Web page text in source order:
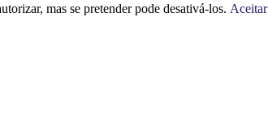
mas se pretender pode desativá-los. Aceitar